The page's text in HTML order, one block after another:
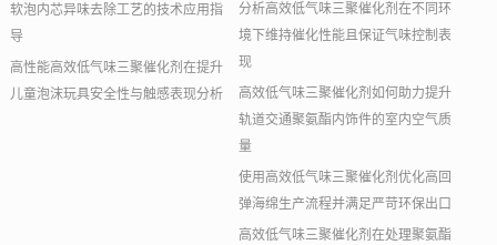
软泡内芯异味去除工艺的技术应用指
导
高性能高效低气味三聚催化剂在提升
儿童泡沫玩具安全性与触感表现分析
分析高效低气味三聚催化剂在不同环
境下维持催化性能且保证气味控制表
现
高效低气味三聚催化剂如何助力提升
轨道交通聚氨酯内饰件的室内空气质
量
使用高效低气味三聚催化剂优化高回
弹海绵生产流程并满足严苛环保出口
高效低气味三聚催化剂在处理聚氨酯